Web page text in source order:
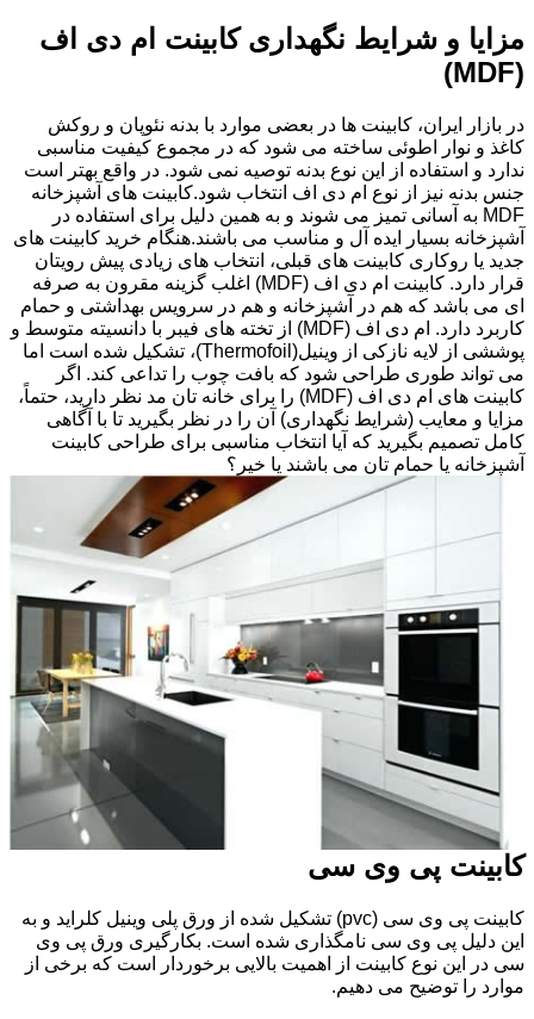
مزایا و شرایط نگهداری کابینت ام دی اف
(MDF)
در بازار ایران، کابینت ها در بعضی موارد با بدنه نئوپان و روکش
کاغذ و نوار اطوئی ساخته می شود که در مجموع کیفیت مناسبی
ندارد و استفاده از این نوع بدنه توصیه نمی شود. در واقع بهتر است
جنس بدنه نیز از نوع ام دی اف انتخاب شود.کابینت های آشپزخانه
MDF به آسانی تمیز می شوند و به همین دلیل برای استفاده در
آشپزخانه بسیار ایده آل و مناسب می باشند.هنگام خرید کابینت های
جدید یا روکاری کابینت های قبلی، انتخاب های زیادی پیش رویتان
قرار دارد. کابینت ام دی اف (MDF) اغلب گزینه مقرون به صرفه
ای می باشد که هم در آشپزخانه و هم در سرویس بهداشتی و حمام
کاربرد دارد. ام دی اف (MDF) از تخته های فیبر با دانسیته متوسط و
پوششی از لایه نازکی از وینیل(Thermofoil)، تشکیل شده است اما
می تواند طوری طراحی شود که بافت چوب را تداعی کند. اگر
کابینت های ام دی اف (MDF) را برای خانه تان مد نظر دارید، حتماً،
مزایا و معایب (شرایط نگهداری) آن را در نظر بگیرید تا با آگاهی
کامل تصمیم بگیرید که آیا انتخاب مناسبی برای طراحی کابینت
آشپزخانه یا حمام تان می باشند یا خیر؟
کابینت پی وی سی
کابینت پی وی سی (pvc) تشکیل شده از ورق پلی وینیل کلراید و به
این دلیل پی وی سی نامگذاری شده است. بکارگیری ورق پی وی
سی در این نوع کابینت از اهمیت بالایی برخوردار است که برخی از
موارد را توضیح می دهیم.